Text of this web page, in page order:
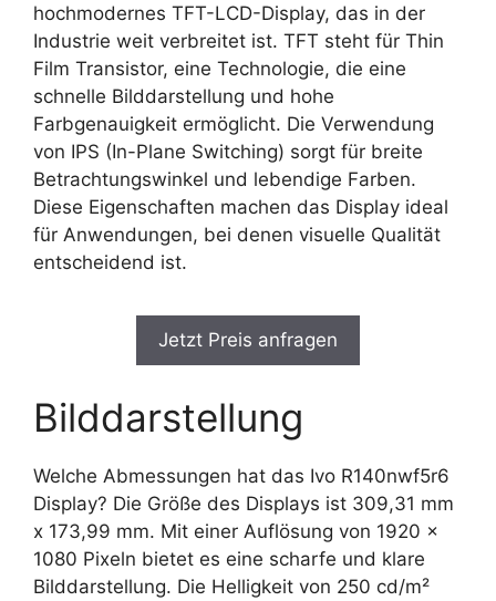
hochmodernes TFT-LCD-Display, das in der
Industrie weit verbreitet ist. TFT steht für Thin
Film Transistor, eine Technologie, die eine
schnelle Bilddarstellung und hohe
Farbgenauigkeit ermöglicht. Die Verwendung
von IPS (In-Plane Switching) sorgt für breite
Betrachtungswinkel und lebendige Farben.
Diese Eigenschaften machen das Display ideal
für Anwendungen, bei denen visuelle Qualität
entscheidend ist.
Jetzt Preis anfragen
Bilddarstellung
Welche Abmessungen hat das Ivo R140nwf5r6
Display? Die Größe des Displays ist 309,31 mm
x 173,99 mm. Mit einer Auflösung von 1920 x
1080 Pixeln bietet es eine scharfe und klare
Bilddarstellung. Die Helligkeit von 250 cd/m²